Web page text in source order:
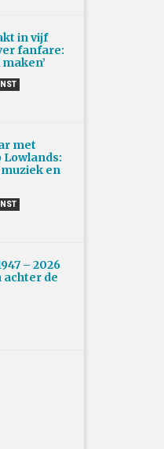
in vijf
fanfare:
met
en
– 2026
achter de